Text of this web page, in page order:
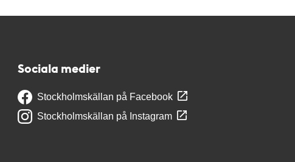
Sociala medier
Stockholmskällan på Facebook
Stockholmskällan på Instagram